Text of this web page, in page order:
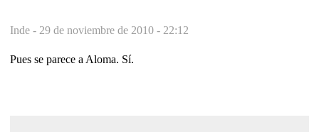
Inde - 29 de noviembre de 2010 - 22:12
Pues se parece a Aloma. Sí.